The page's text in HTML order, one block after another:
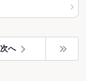
次へ